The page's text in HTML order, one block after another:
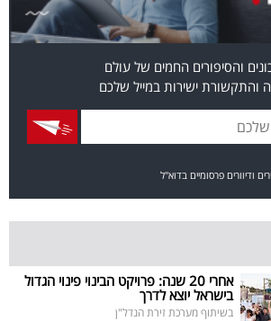
והסיפורים החמים של עולם
והתקשורת ישירות במייל שלכם
ודיוורים פרסומיים בדוא"ל
אחרי 20 שנה: פרויקט הבינוי פינוי הגדול
בישראל יוצא לדרך
בשיתוף מערכת זירת הנדל"ן